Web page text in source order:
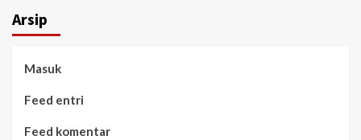
Arsip
Masuk
Feed entri
Feed komentar